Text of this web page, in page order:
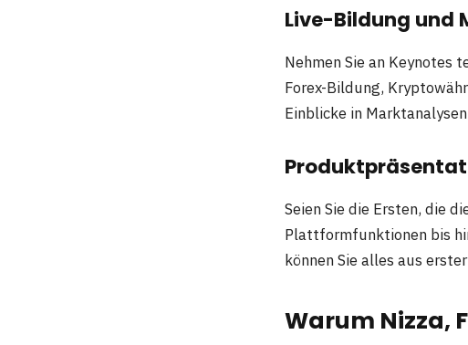
Live-Bildung und
Nehmen Sie an Keynotes
Forex-Bildung,
Einblicke in
Seien Sie die Ersten, die
Plattformfunktionen bis
können Sie alles aus
Warum Nizza,